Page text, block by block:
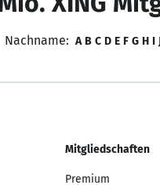
Nachname: A B C D E F G H I
Mitgliedschaften
Premium